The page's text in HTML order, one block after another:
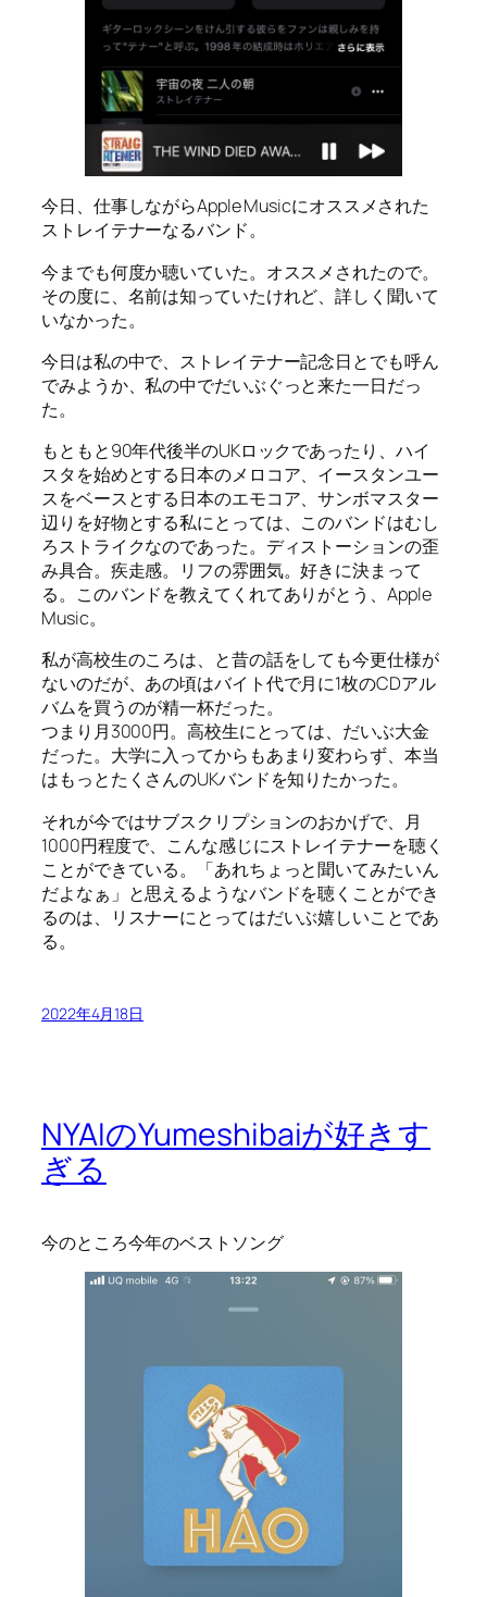
今日、仕事しながらApple Musicにオススメされた
ストレイテナーなるバンド。
今までも何度か聴いていた。オススメされたので。
その度に、名前は知っていたけれど、詳しく聞いて
いなかった。
今日は私の中で、ストレイテナー記念日とでも呼ん
でみようか、私の中でだいぶぐっと来た一日だっ
た。
もともと90年代後半のUKロックであったり、ハイ
スタを始めとする日本のメロコア、イースタンユー
スをベースとする日本のエモコア、サンボマスター
辺りを好物とする私にとっては、このバンドはむし
ろストライクなのであった。ディストーションの歪
み具合。疾走感。リフの雰囲気。好きに決まって
る。このバンドを教えてくれてありがとう、Apple
Music。
私が高校生のころは、と昔の話をしても今更仕様が
ないのだが、あの頃はバイト代で月に1枚のCDアル
バムを買うのが精一杯だった。
つまり月3000円。高校生にとっては、だいぶ大金
だった。大学に入ってからもあまり変わらず、本当
はもっとたくさんのUKバンドを知りたかった。
それが今ではサブスクリプションのおかげで、月
1000円程度で、こんな感じにストレイテナーを聴く
ことができている。「あれちょっと聞いてみたいん
だよなぁ」と思えるようなバンドを聴くことができ
るのは、リスナーにとってはだいぶ嬉しいことであ
る。
2022年4月18日
NYAIのYumeshibaiが好きす
ぎる
今のところ今年のベストソング